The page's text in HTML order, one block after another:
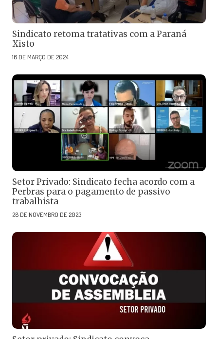
Sindicato retoma tratativas com a Paraná
Xisto
16 DE MARÇO DE 2024
Setor Privado: Sindicato fecha acordo com a
Perbras para o pagamento de passivo
trabalhista
28 DE NOVEMBRO DE 2023